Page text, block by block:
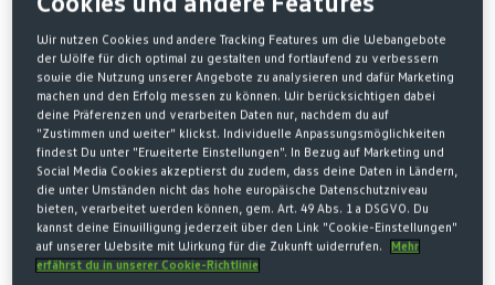
Home Fanartikel Accessoires
Wir nutzen Cookies und andere Tracking Features um die Webangebote
der Wölfe für dich optimal zu gestalten und fortlaufend zu verbessern
sowie die Nutzung unserer Angebote zu analysieren und dafür Marketing
machen und den Erfolg messen zu können. Wir berücksichtigen dabei
deine Präferenzen und verarbeiten Daten nur, nachdem du auf
"Zustimmen und weiter" klickst. Individuelle Anpassungsmöglichkeiten
findest Du unter "Erweiterte Einstellungen". In Bezug auf Marketing und
Social Media Cookies akzeptierst du zudem, dass deine Daten in Ländern,
die unter Umständen nicht das hohe europäische Datenschutzniveau
bieten, verarbeitet werden können, gem. Art. 49 Abs. 1 a DSGVO. Du
kannst deine Einwilligung jederzeit über den Link "Cookie-Einstellungen"
auf unserer Website mit Wirkung für die Zukunft widerrufen.
Mehr
erfährst du in unserer Cookie-Richtlinie